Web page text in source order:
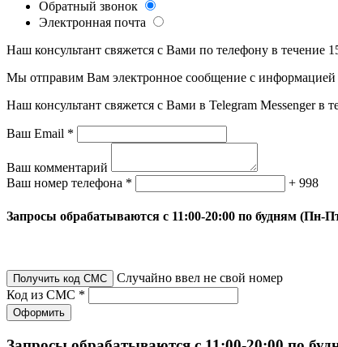
Обратный звонок
Электронная почта
Наш консультант свяжется с Вами по телефону в течение
Мы отправим Вам электронное сообщение с информацией
Наш консультант свяжется с Вами в Telegram Messenger в
Ваш Email *
Ваш комментарий
Ваш номер телефона *
+ 998
Запросы обрабатываются с 11:00-20:00 по будням (Пн-
Получить код СМС
Случайно ввел не свой номер
Код из СМС *
Оформить